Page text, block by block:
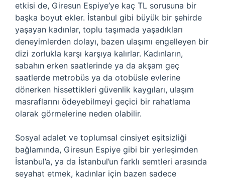
etkisi de, Giresun Espiye’ye kaç TL sorusuna bir
başka boyut ekler. İstanbul gibi büyük bir şehirde
yaşayan kadınlar, toplu taşımada yaşadıkları
deneyimlerden dolayı, bazen ulaşımı engelleyen bir
dizi zorlukla karşı karşıya kalırlar. Kadınların,
sabahın erken saatlerinde ya da akşam geç
saatlerde metrobüs ya da otobüsle evlerine
dönerken hissettikleri güvenlik kaygıları, ulaşım
masraflarını ödeyebilmeyi geçici bir rahatlama
olarak görmelerine neden olabilir.
Sosyal adalet ve toplumsal cinsiyet eşitsizliği
bağlamında, Giresun Espiye gibi bir yerleşimden
İstanbul’a, ya da İstanbul’un farklı semtleri arasında
seyahat etmek, kadınlar için bazen sadece